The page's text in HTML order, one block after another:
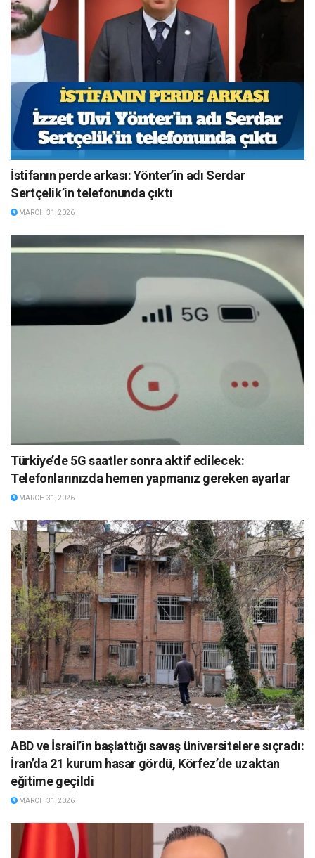
İstifanın perde arkası: Yönter’in adı Serdar
Sertçelik’in telefonunda çıktı
MARCH 31, 2026
Türkiye’de 5G saatler sonra aktif edilecek:
Telefonlarınızda hemen yapmanız gereken ayarlar
MARCH 31, 2026
ABD ve İsrail’in başlattığı savaş üniversitelere sıçradı:
İran’da 21 kurum hasar gördü, Körfez’de uzaktan
eğitime geçildi
MARCH 31, 2026